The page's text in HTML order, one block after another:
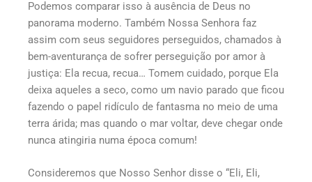
Podemos comparar isso à ausência de Deus no
panorama moderno. Também Nossa Senhora faz
assim com seus seguidores perseguidos, chamados à
bem-aventurança de sofrer perseguição por amor à
justiça: Ela recua, recua… Tomem cuidado, porque Ela
deixa aqueles a seco, como um navio parado que ficou
fazendo o papel ridículo de fantasma no meio de uma
terra árida; mas quando o mar voltar, deve chegar onde
nunca atingiria numa época comum!
Consideremos que Nosso Senhor disse o “Eli, Eli,